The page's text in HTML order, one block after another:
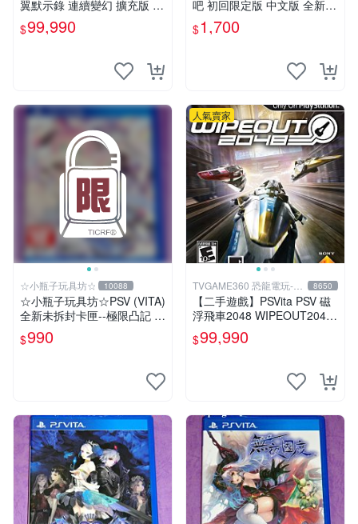
翼默示錄 連續變幻 擴充版 亞
洲日文版【台中恐龍電玩】
$99,990
吧 初回限定版 中文版 全新未
拆封 X200
$1,700
☆小瓶子玩具坊☆ 10088
☆小瓶子玩具坊☆PSV (VITA)
全新未拆封卡匣--極限凸記 萌
萌編年史
$990
人氣賣家
TVGAME360 恐龍電玩-台
中店
8650
【二手遊戲】PSVita PSV 磁
浮飛車2048 WIPEOUT2048
英文亞版【台中恐龍電玩】
$99,990